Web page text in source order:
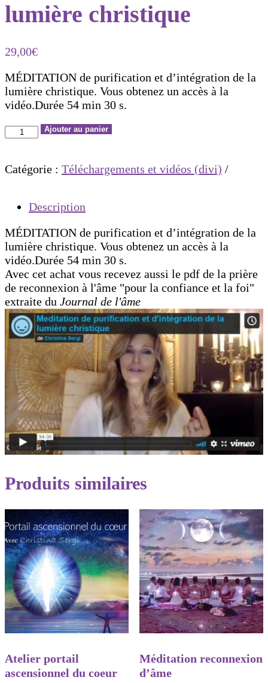
lumière christique
29,00€
MÉDITATION de purification et d’intégration de la
lumière christique. Vous obtenez un accès à la
vidéo.Durée 54 min 30 s.
quantité
de
d’intégration
de
la
lumière
christique
Ajouter au panier
Catégorie : Téléchargements et vidéos (divi)
Description
MÉDITATION de purification et d’intégration de la
lumière christique. Vous obtenez un accès à la
vidéo.Durée 54 min 30 s.
Avec cet achat vous recevez aussi le pdf de la prière
de reconnexion à l'âme "pour la confiance et la foi"
extraite du Journal de l'âme
Produits similaires
Atelier portail
ascensionnel du coeur
Méditation reconnexion
d’âme